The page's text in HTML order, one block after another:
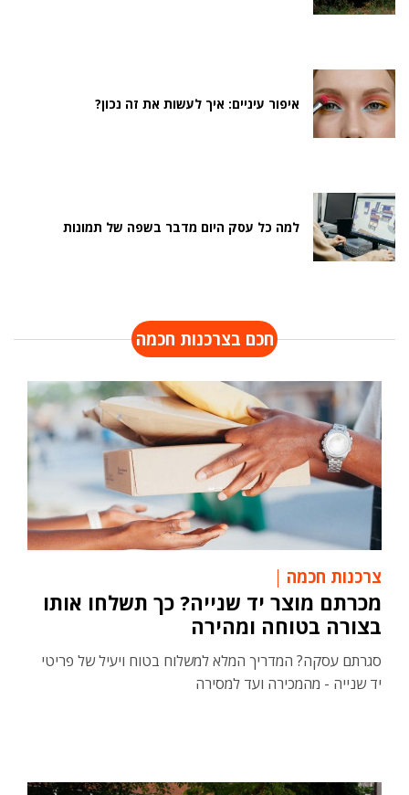
איפור עיניים: איך לעשות את זה נכון?
למה כל עסק היום מדבר בשפה של תמונות
חכם בצרכנות חכמה
צרכנות חכמה
מכרתם מוצר יד שנייה? כך תשלחו אותו
בצורה בטוחה ומהירה
סגרתם עסקה? המדריך המלא למשלוח בטוח ויעיל של פריטי
יד שנייה - מהמכירה ועד למסירה